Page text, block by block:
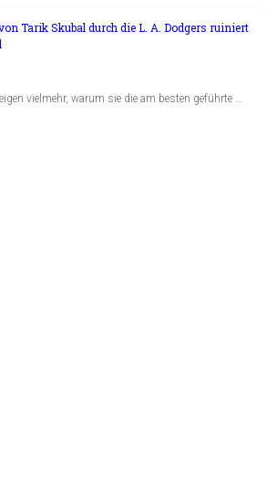
Tarik Skubal durch die L. A. Dodgers ruiniert
vielmehr, warum sie die am besten geführte …